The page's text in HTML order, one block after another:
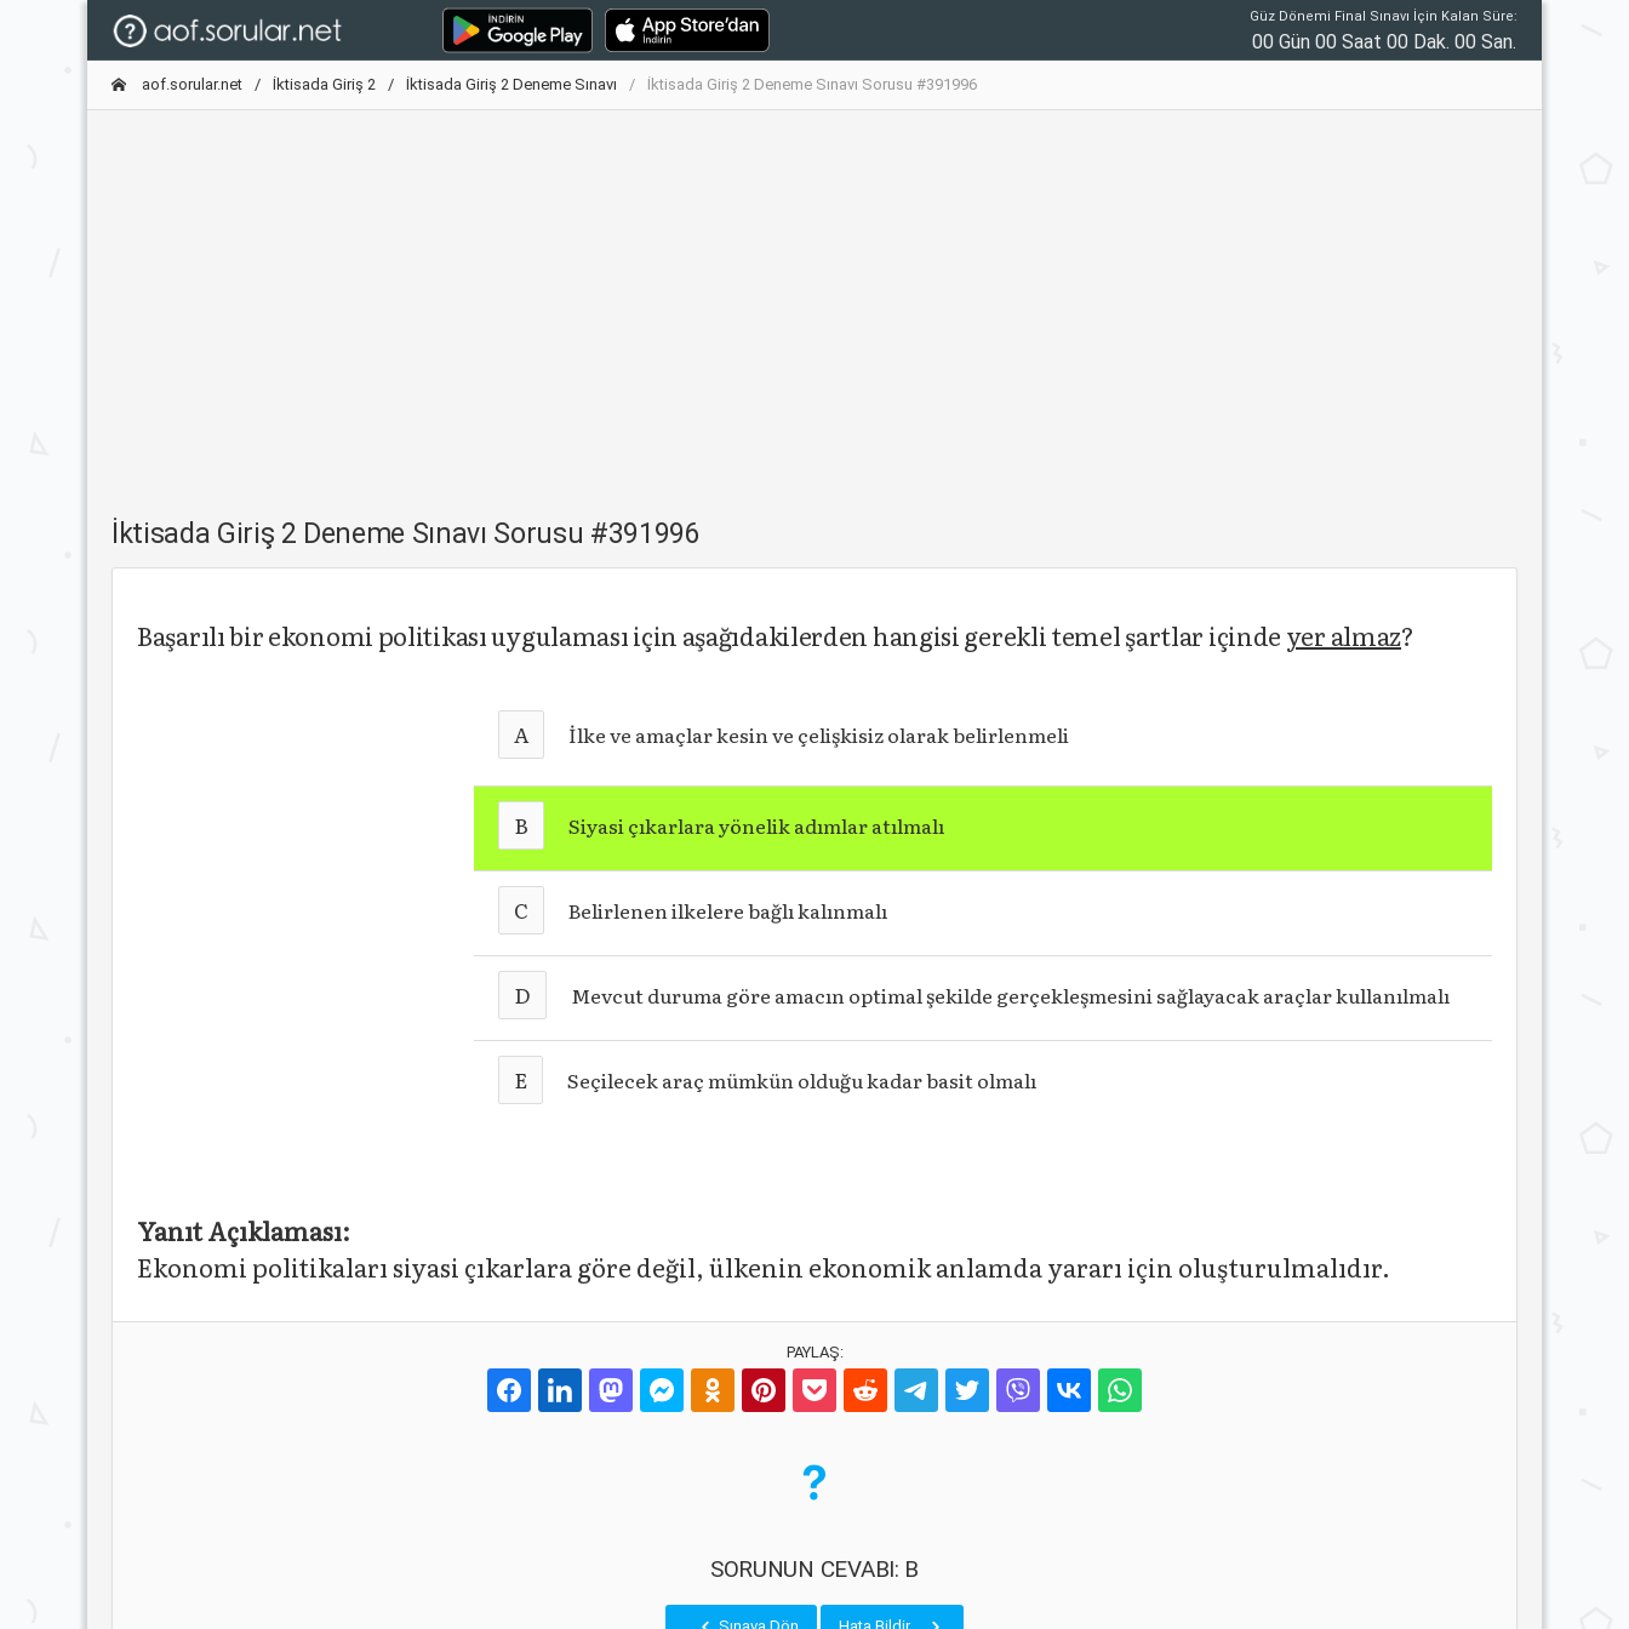
Güz Dönemi Final Sınavı İçin Kalan Süre:
00 Gün 00 Saat 00 Dak. 00 San.
aof.sorular.net İktisada Giriş 2 İktisada Giriş 2 Deneme Sınavı İktisada Giriş 2 Deneme Sınavı Sorusu #391996
İktisada Giriş 2 Deneme Sınavı Sorusu #391996
Başarılı bir ekonomi politikası uygulaması için aşağıdakilerden hangisi gerekli temel şartlar içinde yer almaz?
A İlke ve amaçlar kesin ve çelişkisiz olarak belirlenmeli
B Siyasi çıkarlara yönelik adımlar atılmalı
C Belirlenen ilkelere bağlı kalınmalı
D Mevcut duruma göre amacın optimal şekilde gerçekleşmesini sağlayacak araçlar kullanılmalı
E Seçilecek araç mümkün olduğu kadar basit olmalı
Yanıt Açıklaması:
Ekonomi politikaları siyasi çıkarlara göre değil, ülkenin ekonomik anlamda yararı için oluşturulmalıdır.
PAYLAŞ:
SORUNUN CEVABI: B